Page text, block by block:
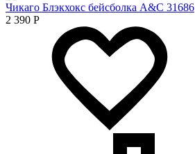
Чикаго Блэкхокс бейсболка A&C 31686
2 390 Р